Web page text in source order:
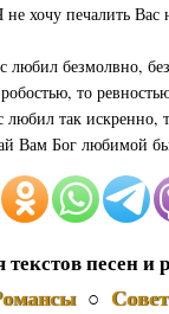
не хочу печалить Вас
любил безмолвно,
то
любил так искренно,
Вам Бог любимой
текстов песен и
○